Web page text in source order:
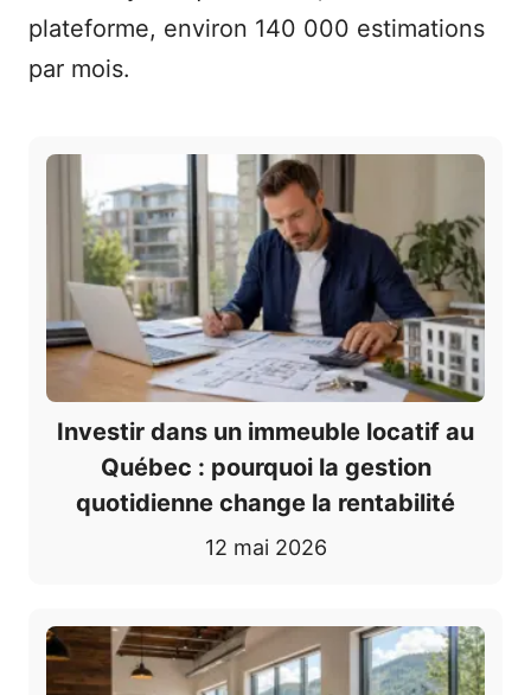
plateforme, environ 140 000 estimations
par mois.
Investir dans un immeuble locatif au
Québec : pourquoi la gestion
quotidienne change la rentabilité
12 mai 2026